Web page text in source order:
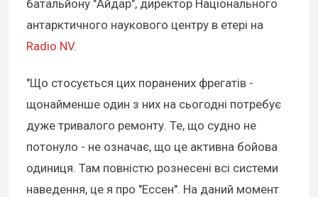
батальйону "Айдар", директор Національного
антарктичного наукового центру в етері на
Radio NV.
"Що стосується цих поранених фрегатів -
щонайменше один з них на сьогодні потребує
дуже тривалого ремонту. Те, що судно не
потонуло - не означає, що це активна бойова
одиниця. Там повністю рознесені всі системи
наведення, це я про "Ессен". На даний момент